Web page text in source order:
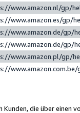
www.amazon.nl/gp/
www.amazon.es/gp/
www.amazon.de/gp/
www.amazon.de/gp/
www.amazon.pl/gp/
www.amazon.com.be/
die über einen